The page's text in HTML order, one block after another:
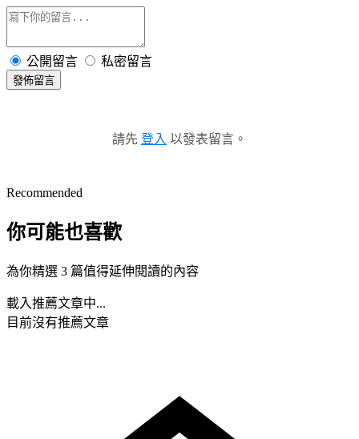
公開留言 私密留言
發佈留言
請先 登入 以發表留言。
Recommended
你可能也喜歡
為你精選 3 篇值得延伸閱讀的內容
載入推薦文章中...
目前沒有推薦文章